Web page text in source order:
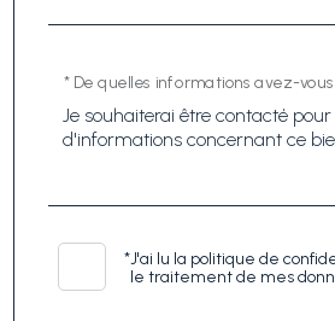
* De quelles informations avez-vous
*J'ai lu la politique de
le traitement de mes